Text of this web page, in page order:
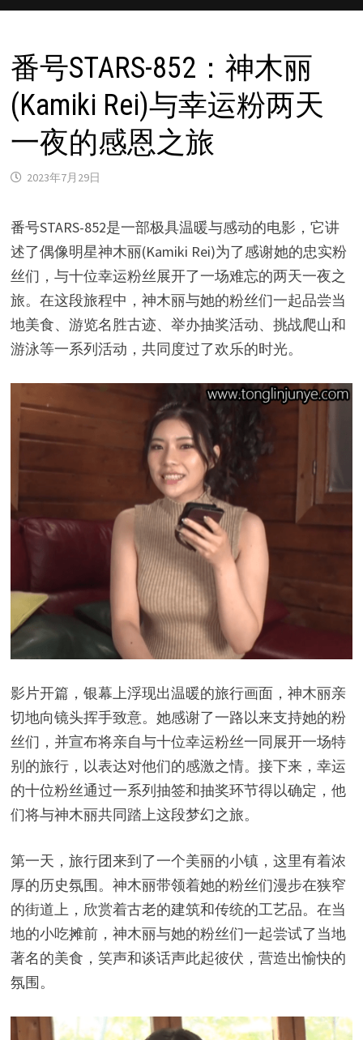
番号STARS-852：神木丽
(Kamiki Rei)与幸运粉两天
一夜的感恩之旅
2023年7月29日
番号STARS-852是一部极具温暖与感动的电影，它讲
述了偶像明星神木丽(Kamiki Rei)为了感谢她的忠实粉
丝们，与十位幸运粉丝展开了一场难忘的两天一夜之
旅。在这段旅程中，神木丽与她的粉丝们一起品尝当
地美食、游览名胜古迹、举办抽奖活动、挑战爬山和
游泳等一系列活动，共同度过了欢乐的时光。
影片开篇，银幕上浮现出温暖的旅行画面，神木丽亲
切地向镜头挥手致意。她感谢了一路以来支持她的粉
丝们，并宣布将亲自与十位幸运粉丝一同展开一场特
别的旅行，以表达对他们的感激之情。接下来，幸运
的十位粉丝通过一系列抽签和抽奖环节得以确定，他
们将与神木丽共同踏上这段梦幻之旅。
第一天，旅行团来到了一个美丽的小镇，这里有着浓
厚的历史氛围。神木丽带领着她的粉丝们漫步在狭窄
的街道上，欣赏着古老的建筑和传统的工艺品。在当
地的小吃摊前，神木丽与她的粉丝们一起尝试了当地
著名的美食，笑声和谈话声此起彼伏，营造出愉快的
氛围。